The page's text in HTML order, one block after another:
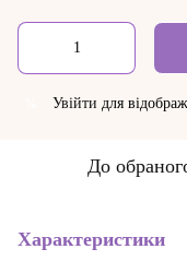
Увійти для
До
Характеристики